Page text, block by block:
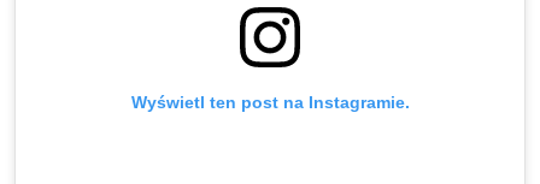
Wyświetl ten post na Instagramie.